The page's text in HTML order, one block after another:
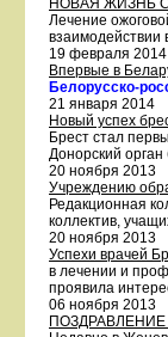
НОВАЯ ЖИЗНЬ
Лечение
взаимодействии
19 февраля 2014
Впервые в
Белорусско-
21 января 2014
Новый успех
Брест стал
Донорский
20 ноября 2013
Учреждению
Редакционная
коллектив,
20 ноября 2013
Успехи врачей
в лечении и
проявила
06 ноября 2013